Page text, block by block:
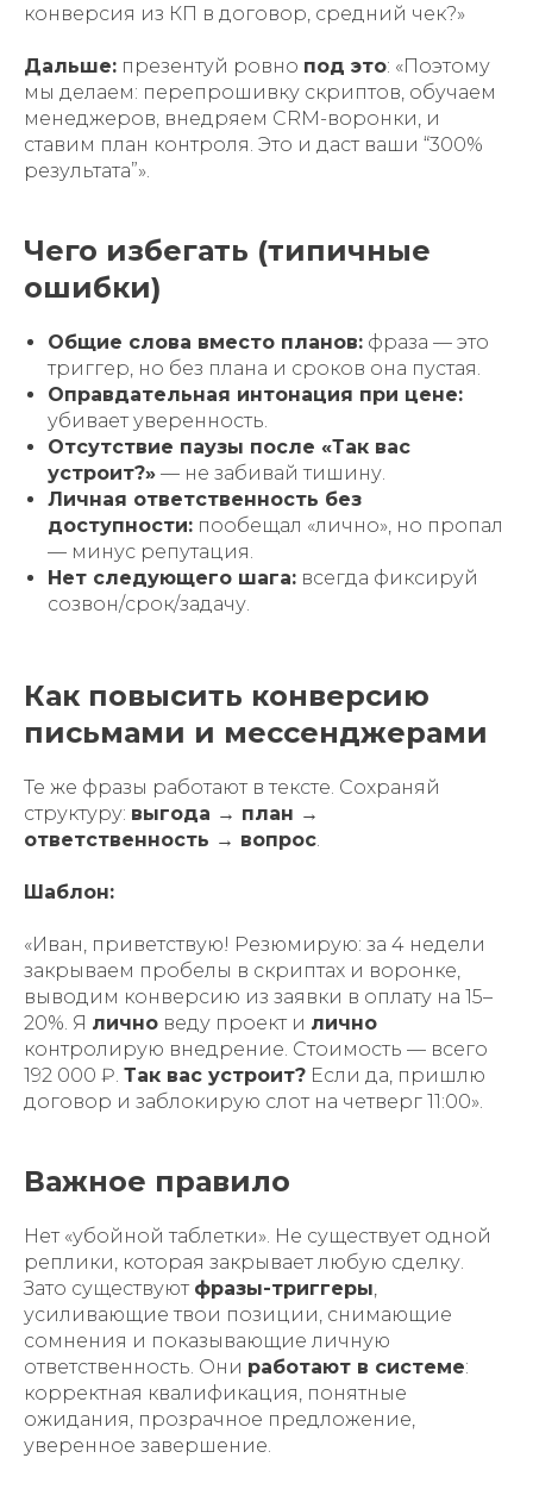
конверсия из КП в договор, средний чек?»
Дальше: презентуй ровно под это: «Поэтому
мы делаем: перепрошивку скриптов, обучаем
менеджеров, внедряем CRM-воронки, и
ставим план контроля. Это и даст ваши “300%
результата”».
Чего избегать (типичные
ошибки)
Общие слова вместо планов: фраза — это
триггер, но без плана и сроков она пустая.
Оправдательная интонация при цене:
убивает уверенность.
Отсутствие паузы после «Так вас
устроит?» — не забивай тишину.
Личная ответственность без
доступности: пообещал «лично», но пропал
— минус репутация.
Нет следующего шага: всегда фиксируй
созвон/срок/задачу.
Как повысить конверсию
письмами и мессенджерами
Те же фразы работают в тексте. Сохраняй
структуру: выгода → план →
ответственность → вопрос
Шаблон:
«Иван, приветствую! Резюмирую: за 4 недели
закрываем пробелы в скриптах и воронке,
выводим конверсию из заявки в оплату на 15–
20%. Я лично веду проект и лично
контролирую внедрение. Стоимость — всего
192 000 ₽. Так вас устроит? Если да, пришлю
договор и заблокирую слот на четверг 11:00».
Важное правило
Нет «убойной таблетки». Не существует одной
реплики, которая закрывает любую сделку.
Зато существуют фразы-триггеры
усиливающие твои позиции, снимающие
сомнения и показывающие личную
ответственность. Они работают в системе:
корректная квалификация, понятные
ожидания, прозрачное предложение,
уверенное завершение.